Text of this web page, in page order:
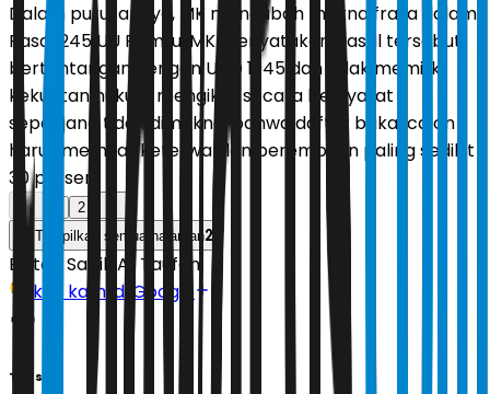
Dalam putusannya, MK mengubah makna frasa dalam
Pasal 245 UU Pemilu. MK menyatakan pasal tersebut
bertentangan dengan UUD 1945 dan tidak memiliki
kekuatan hukum mengikat secara bersyarat
sepanjang tidak dimaknai bahwa daftar bakal calon
harus memuat keterwakilan perempuan paling sedikit
30 persen.
2
Tampilkan semua halaman2
Editor: Sabik Aji Taufan
Ikuti kami di Google
Tags